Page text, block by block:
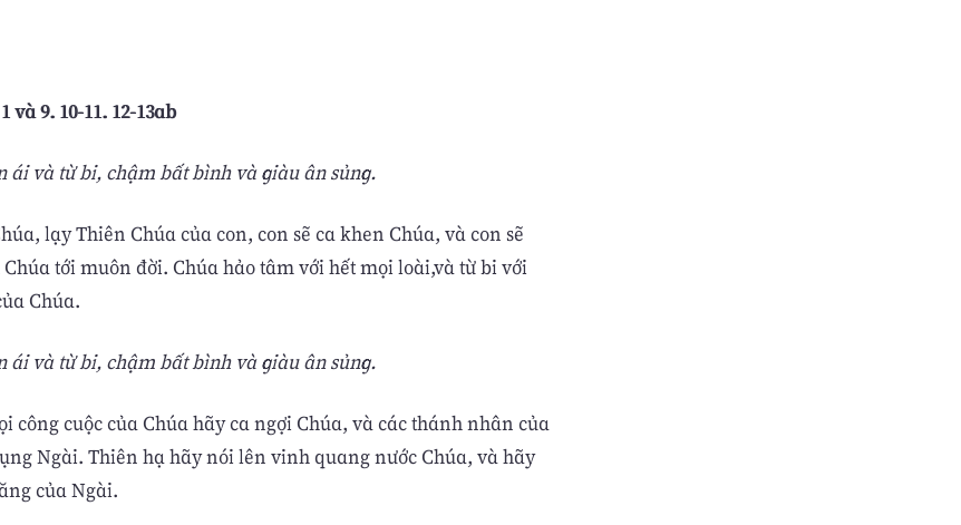
và 9. 10-11. 12-13ab
ái và từ bi, chậm bất bình và giàu ân sủng.
lạy Thiên Chúa của con, con sẽ ca khen Chúa, và con sẽ
tới muôn đời. Chúa hảo tâm với hết mọi loài,và từ bi với
Chúa.
ái và từ bi, chậm bất bình và giàu ân sủng.
công cuộc của Chúa hãy ca ngợi Chúa, và các thánh nhân của
Ngài. Thiên hạ hãy nói lên vinh quang nước Chúa, và hãy
của Ngài.